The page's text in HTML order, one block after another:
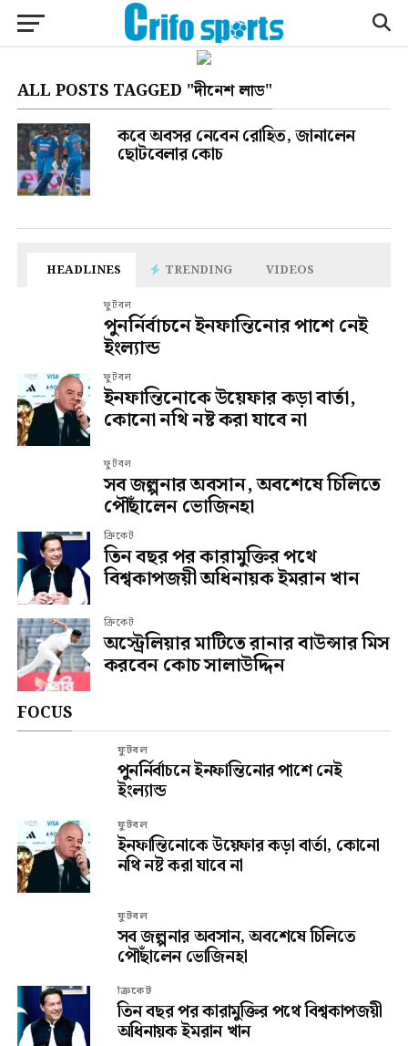
ALL POSTS TAGGED "দীনেশ লাড"
কবে অবসর নেবেন রোহিত, জানালেন
ছোটবেলার কোচ
HEADLINES TRENDING VIDEOS
ফুটবল
পুনর্নির্বাচনে ইনফান্তিনোর পাশে নেই
ইংল্যান্ড
ফুটবল
ইনফান্তিনোকে উয়েফার কড়া বার্তা,
কোনো নথি নষ্ট করা যাবে না
ফুটবল
সব জল্পনার অবসান, অবশেষে চিলিতে
পৌঁছালেন ভোজিনহা
ক্রিকেট
তিন বছর পর কারামুক্তির পথে
বিশ্বকাপজয়ী অধিনায়ক ইমরান খান
ক্রিকেট
অস্ট্রেলিয়ার মাটিতে রানার বাউন্সার মিস
করবেন কোচ সালাউদ্দিন
FOCUS
ফুটবল
পুনর্নির্বাচনে ইনফান্তিনোর পাশে নেই
ইংল্যান্ড
ফুটবল
ইনফান্তিনোকে উয়েফার কড়া বার্তা, কোনো
নথি নষ্ট করা যাবে না
ফুটবল
সব জল্পনার অবসান, অবশেষে চিলিতে
পৌঁছালেন ভোজিনহা
ক্রিকেট
তিন বছর পর কারামুক্তির পথে বিশ্বকাপজয়ী
অধিনায়ক ইমরান খান